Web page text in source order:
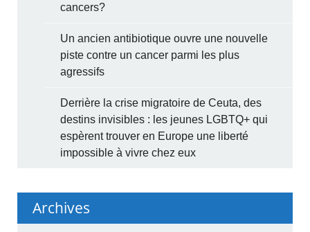
cancers?
Un ancien antibiotique ouvre une nouvelle
piste contre un cancer parmi les plus
agressifs
Derrière la crise migratoire de Ceuta, des
destins invisibles : les jeunes LGBTQ+ qui
espèrent trouver en Europe une liberté
impossible à vivre chez eux
Archives